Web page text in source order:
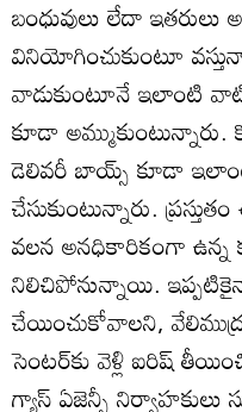
బంధువులు లేదా
వినియోగించుకుంటూ
వాడుకుంటూనే ఇలాంటి
కూడా
డెలివరీ బాయ్స్‌ కూడా
చేసుకుంటున్నారు.
వలన అనధికారికంగా ఉన్న
నిలిచిపోనున్నాయి.
చేయించుకోవాలని,
సెంటర్‌కు వెళ్లి ఐరిష్‌
గ్యాస్‌ ఏజెన్సీ నిర్వాహకులు